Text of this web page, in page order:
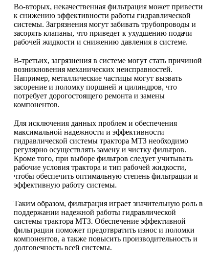
Во-вторых, некачественная фильтрация может привести
к снижению эффективности работы гидравлической
системы. Загрязнения могут забивать трубопроводы и
засорять клапаны, что приведет к ухудшению подачи
рабочей жидкости и снижению давления в системе.
В-третьих, загрязнения в системе могут стать причиной
возникновения механических неисправностей.
Например, металлические частицы могут вызвать
засорение и поломку поршней и цилиндров, что
потребует дорогостоящего ремонта и замены
компонентов.
Для исключения данных проблем и обеспечения
максимальной надежности и эффективности
гидравлической системы трактора МТЗ необходимо
регулярно осуществлять замену и чистку фильтров.
Кроме того, при выборе фильтров следует учитывать
рабочие условия трактора и тип рабочей жидкости,
чтобы обеспечить оптимальную степень фильтрации и
эффективную работу системы.
Таким образом, фильтрация играет значительную роль в
поддержании надежной работы гидравлической
системы трактора МТЗ. Обеспечение эффективной
фильтрации поможет предотвратить износ и поломки
компонентов, а также повысить производительность и
долговечность всей системы.